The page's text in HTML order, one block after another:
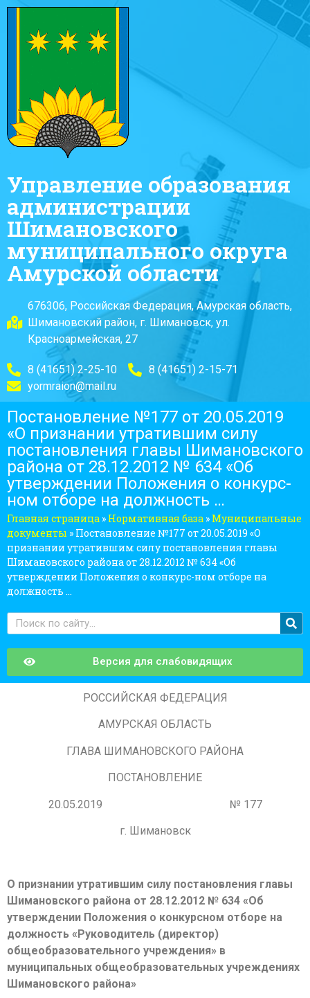
Управление образования
администрации
Шимановского
муниципального округа
Амурской области
676306, Российская Федерация, Амурская область,
Шимановский район, г. Шимановск, ул.
Красноармейская, 27
8 (41651) 2-25-10
8 (41651) 2-15-71
yormraion@mail.ru
Постановление №177 от 20.05.2019
«О признании утратившим силу
постановления главы Шимановского
района от 28.12.2012 № 634 «Об
утверждении Положения о конкурс-
ном отборе на должность …
Главная страница » Нормативная база » Муниципальные
документы » Постановление №177 от 20.05.2019 «О
признании утратившим силу постановления главы
Шимановского района от 28.12.2012 № 634 «Об
утверждении Положения о конкурс-ном отборе на
должность …
Версия для слабовидящих
РОССИЙСКАЯ ФЕДЕРАЦИЯ
АМУРСКАЯ ОБЛАСТЬ
ГЛАВА ШИМАНОВСКОГО РАЙОНА
ПОСТАНОВЛЕНИЕ
20.05.2019 № 177
г. Шимановск
О признании утратившим силу постановления главы
Шимановского района от 28.12.2012 № 634 «Об
утверждении Положения о конкурсном отборе на
должность «Руководитель (директор)
общеобразовательного учреждения» в
муниципальных общеобразовательных учреждениях
Шимановского района»